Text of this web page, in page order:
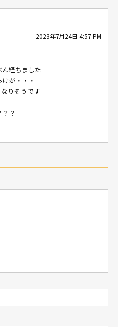
2023年7月24日 4:57 PM
ん経ちました
が・・・
りそうです
？